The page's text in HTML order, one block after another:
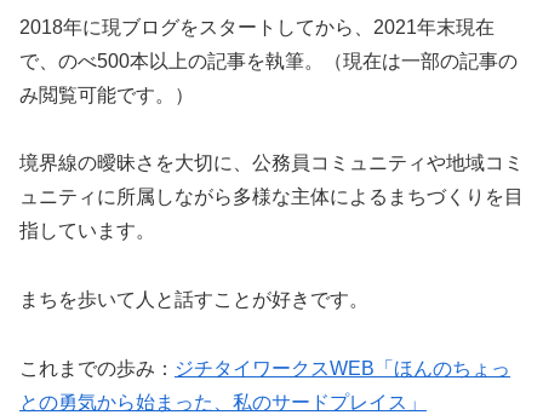
2018年に現ブログをスタートしてから、2021年末現在
で、のべ500本以上の記事を執筆。（現在は一部の記事の
み閲覧可能です。）
境界線の曖昧さを大切に、公務員コミュニティや地域コミ
ュニティに所属しながら多様な主体によるまちづくりを目
指しています。
まちを歩いて人と話すことが好きです。
これまでの歩み： ジチタイワークスWEB「ほんのちょっ
との勇気から始まった、私のサードプレイス」